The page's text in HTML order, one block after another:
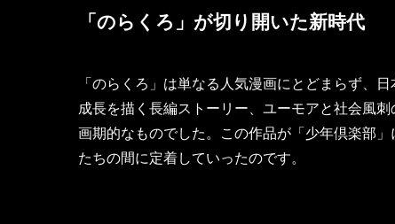
「のらくろ」が切り開いた新時代
「のらくろ」は単なる人気漫画にとどまらず、
成長を描く長編ストーリー、ユーモアと社会風
画期的なものでした。この作品が「少年倶楽部
たちの間に定着していったのです。